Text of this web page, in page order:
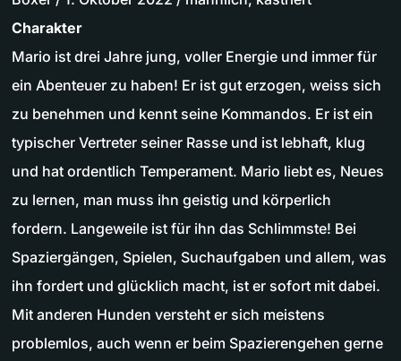
Charakter
Mario ist drei Jahre jung, voller Energie und immer für
ein Abenteuer zu haben! Er ist gut erzogen, weiss sich
zu benehmen und kennt seine Kommandos. Er ist ein
typischer Vertreter seiner Rasse und ist lebhaft, klug
und hat ordentlich Temperament. Mario liebt es, Neues
zu lernen, man muss ihn geistig und körperlich
fordern. Langeweile ist für ihn das Schlimmste! Bei
Spaziergängen, Spielen, Suchaufgaben und allem, was
ihn fordert und glücklich macht, ist er sofort mit dabei.
Mit anderen Hunden versteht er sich meistens
problemlos, auch wenn er beim Spazierengehen gerne